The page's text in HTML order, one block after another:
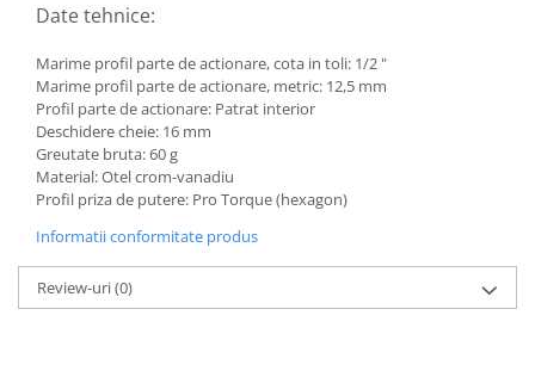
VW
Scule pneumatice
Pistoale pneumatice
Alte Scule Pneumatice
Accesorii Pneumatice
Biax & slefuitor
Pulverizatoare cu aer
Sisteme de Ridicare
Capre
Date tehnice:
Marime profil parte de actionare, cota in toli: 1/2 "
Marime profil parte de actionare, metric: 12,5 mm
Profil parte de actionare: Patrat interior
Deschidere cheie: 16 mm
Greutate bruta: 60 g
Material: Otel crom-vanadiu
Profil priza de putere: Pro Torque (hexagon)
Informatii conformitate produs
Review-uri(0)